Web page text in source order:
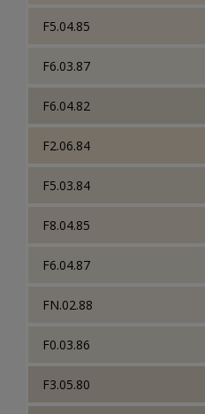
F5.04.85
F6.03.87
F6.04.82
F2.06.84
F5.03.84
F8.04.85
F6.04.87
FN.02.88
F0.03.86
F3.05.80